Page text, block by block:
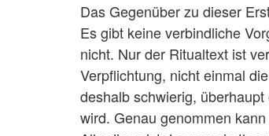
Das Gegenüber zu dieser
Es gibt keine verbindliche
nicht. Nur der Ritualtext ist
Verpflichtung, nicht einmal
deshalb schwierig,
wird. Genau genommen